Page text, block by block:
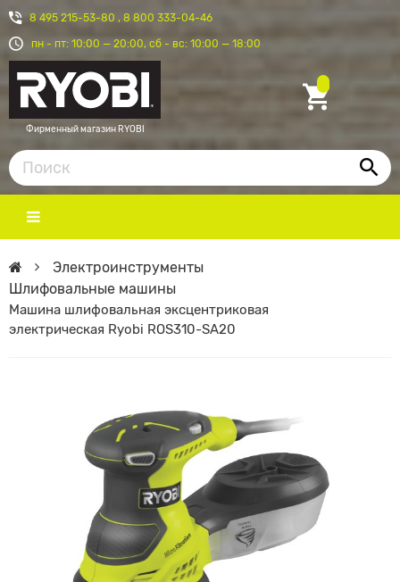
8 495 215-53-80 , 8 800 333-04-46
пн - пт: 10:00 — 20:00, сб - вс: 10:00 — 18:00
Фирменный магазин RYOBI
Электроинструменты
Шлифовальные машины
Машина шлифовальная эксцентриковая
электрическая Ryobi ROS310-SA20